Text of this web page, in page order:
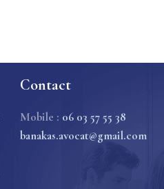
Contact
Mobile : 06 03 57 55 38
banakas.avocat@gmail.com